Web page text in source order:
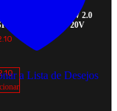
a Lista de Desejos
DE CABOS
AUDI / SEAT / VW 2.0
/ 2.0 TSI ET 1.8T 20V